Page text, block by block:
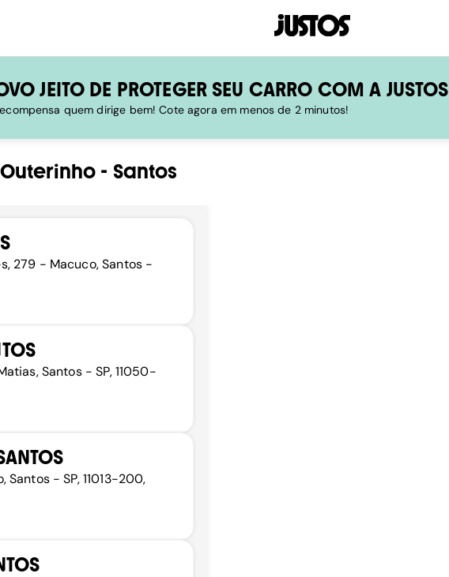
JEITO DE PROTEGER SEU CARRO COM A JUSTOS
quem dirige bem! Cote agora em menos de 2 minutos!
Outerinho - Santos
279 - Macuco, Santos -
Santos - SP, 11050-
Santos - SP, 11013-200,